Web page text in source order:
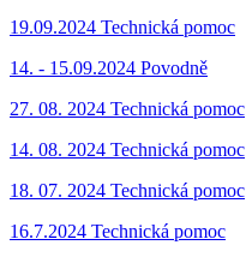
19.09.2024 Technická pomoc
14. - 15.09.2024 Povodně
27. 08. 2024 Technická pomoc
14. 08. 2024 Technická pomoc
18. 07. 2024 Technická pomoc
16.7.2024 Technická pomoc